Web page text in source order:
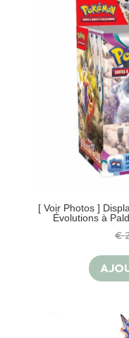
[ Voir Photos ]
Évolutions à
€